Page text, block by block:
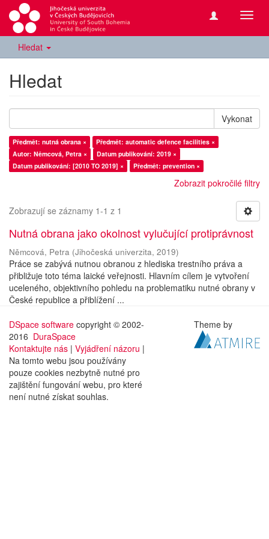
Hledat
Hledat
Vykonat
Předmět: nutná obrana ×
Předmět: automatic defence facilities ×
Autor: Němcová, Petra ×
Datum publikování: 2019 ×
Datum publikování: [2010 TO 2019] ×
Předmět: prevention ×
Zobrazit pokročilé filtry
Zobrazují se záznamy 1-1 z 1
Nutná obrana jako okolnost vylučující protiprávnost
Němcová, Petra (Jihočeská univerzita, 2019)
Práce se zabývá nutnou obranou z hlediska trestního práva a
přibližuje toto téma laické veřejnosti. Hlavním cílem je vytvoření
uceleného, objektivního pohledu na problematiku nutné obrany v
České republice a přiblížení ...
DSpace software copyright © 2002-
2016 DuraSpace
Kontaktujte nás | Vyjádření názoru |
Na tomto webu jsou používány
pouze cookies nezbytně nutné pro
zajištění fungování webu, pro které
není nutné získat souhlas.
Theme by